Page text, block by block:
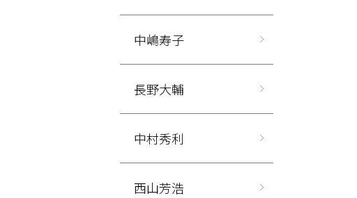
中嶋寿子
長野大輔
中村秀利
西山芳浩